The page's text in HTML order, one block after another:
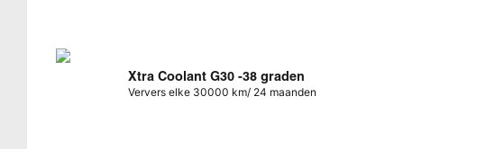
Xtra Coolant G30 -38 graden
Ververs elke 30000 km/ 24 maanden